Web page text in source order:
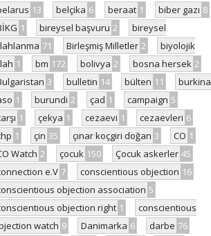
13 belçika 6 beraat 1 biber gazı 8
1 bireysel başvuru 2
bireysel
71 Birleşmiş Milletler 2
biyolojik
1 bm 172 bolivya 2 bosna hersek 2
3 bulletin 14 bülten 11
burkina
1 burundi 2 çad 1 campaign 5
1 çekya 1 cezaevi 1 cezaevleri 6
1 çin 35 çınar koçgiri doğan 3 CO 1
Watch 2 çocuk 150 Çocuk askerler 45
e.V 7 conscientious objection 16
objection association 5
objection right 1
conscientious
watch 9 Danimarka 6 darbe 76